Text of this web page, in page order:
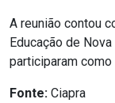
A reunião contou
Educação de
participaram
Fonte: Ciapra